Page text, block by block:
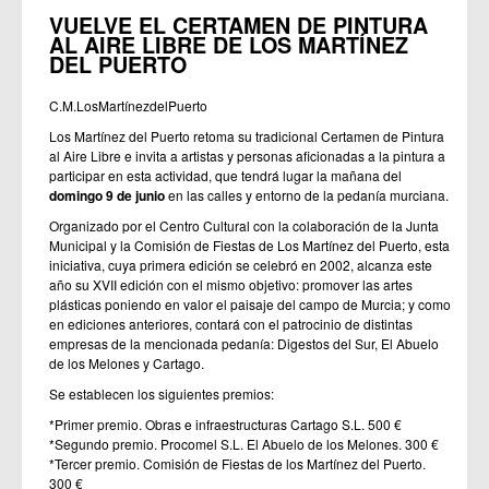
VUELVE EL CERTAMEN DE PINTURA
AL AIRE LIBRE DE LOS MARTÍNEZ
DEL PUERTO
C.M.LosMartínezdelPuerto
Los Martínez del Puerto retoma su tradicional Certamen de Pintura
al Aire Libre e invita a artistas y personas aficionadas a la pintura a
participar en esta actividad, que tendrá lugar la mañana del
domingo 9 de junioen las calles y entorno de la pedanía murciana.
Organizado por el Centro Cultural con la colaboración de la Junta
Municipal y la Comisión de Fiestas de Los Martínez del Puerto, esta
iniciativa, cuya primera edición se celebró en 2002, alcanza este
año su XVII edición con el mismo objetivo: promover las artes
plásticas poniendo en valor el paisaje del campo de Murcia; y como
en ediciones anteriores, contará con el patrocinio de distintas
empresas de la mencionada pedanía: Digestos del Sur, El Abuelo
de los Melones y Cartago.
Se establecen los siguientes premios:
*Primer premio. Obras e infraestructuras Cartago S.L. 500 €
*Segundo premio. Procomel S.L. El Abuelo de los Melones. 300 €
*Tercer premio. Comisión de Fiestas de los Martínez del Puerto.
300 €